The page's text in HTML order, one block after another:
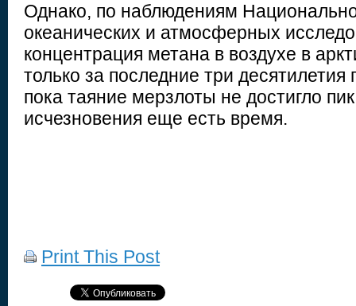
Однако, по наблюдениям
океанических и атмосферных
концентрация метана в воздухе в
только за последние три
пока таяние мерзлоты не достигло
исчезновения еще есть время.
Print This Post